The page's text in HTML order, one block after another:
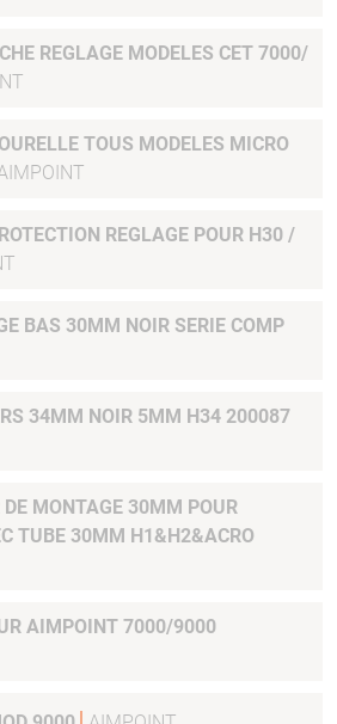
REGLAGE MODELES CET 7000/
TOUS MODELES MICRO
REGLAGE POUR H30 /
BAS 30MM NOIR SERIE COMP
PAIRE COLLIERS 34MM NOIR 5MM H34 200087
MONTAGE 30MM POUR
TUBE 30MM H1&H2&ACRO
AIMPOINT 7000/9000